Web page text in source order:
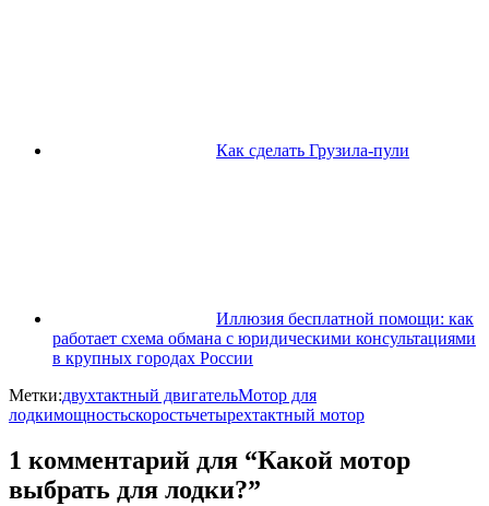
Как сделать Грузила-пули
Иллюзия бесплатной помощи: как
работает схема обмана с юридическими консультациями
в крупных городах России
Метки:двухтактный двигательМотор для
лодкимощностьскоростьчетырехтактный мотор
1 комментарий для “Какой мотор
выбрать для лодки?”